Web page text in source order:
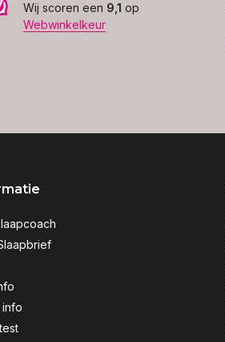
Wij scoren een 9,1 op
Webwinkelkeur
info